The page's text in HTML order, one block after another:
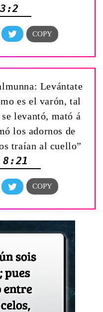
Levántate
es el varón, tal
levantó, mató á
los adornos de
traían al cuello”
8:21